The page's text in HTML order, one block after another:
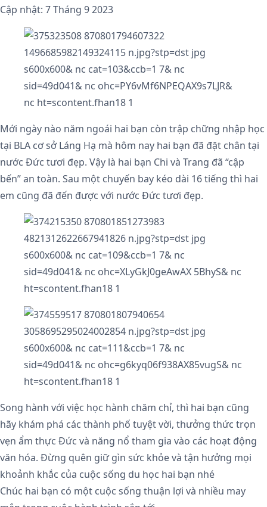
Cập nhật: 7 Tháng 9 2023
Mới ngày nào năm ngoái hai bạn còn trập chững nhập học
tại BLA cơ sở Láng Hạ mà hôm nay hai bạn đã đặt chân tại
nước Đức tươi đẹp. Vậy là hai bạn Chi và Trang đã “cập
bến” an toàn. Sau một chuyến bay kéo dài 16 tiếng thì hai
em cũng đã đến được với nước Đức tươi đẹp.
Song hành với việc học hành chăm chỉ, thì hai bạn cũng
hãy khám phá các thành phố tuyệt vời, thưởng thức trọn
vẹn ẩm thực Đức và năng nổ tham gia vào các hoạt động
văn hóa. Đừng quên giữ gìn sức khỏe và tận hưởng mọi
khoảnh khắc của cuộc sống du học hai bạn nhé
Chúc hai bạn có một cuộc sống thuận lợi và nhiều may